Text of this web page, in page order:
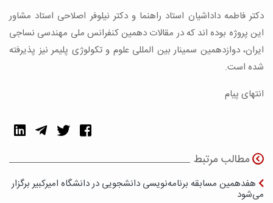
دکتر فاطمه داداشیان استاد راهنما و دکتر نیلوفر اصلاحی استاد مشاور
این پروژه بوده اند که در مقالات دهمین کنفرانس ملی مهندسی نساجی
ایران، دوازدهمین سمینار بین المللی علوم و تکولوژی پلیمر نیز پذیرفته
شده است.
انتهای پیام
مطالب مرتبط
هفدهمین مسابقه برنامه‌نویسی دانشجویی در دانشگاه امیرکبیر برگزار
می‌شود